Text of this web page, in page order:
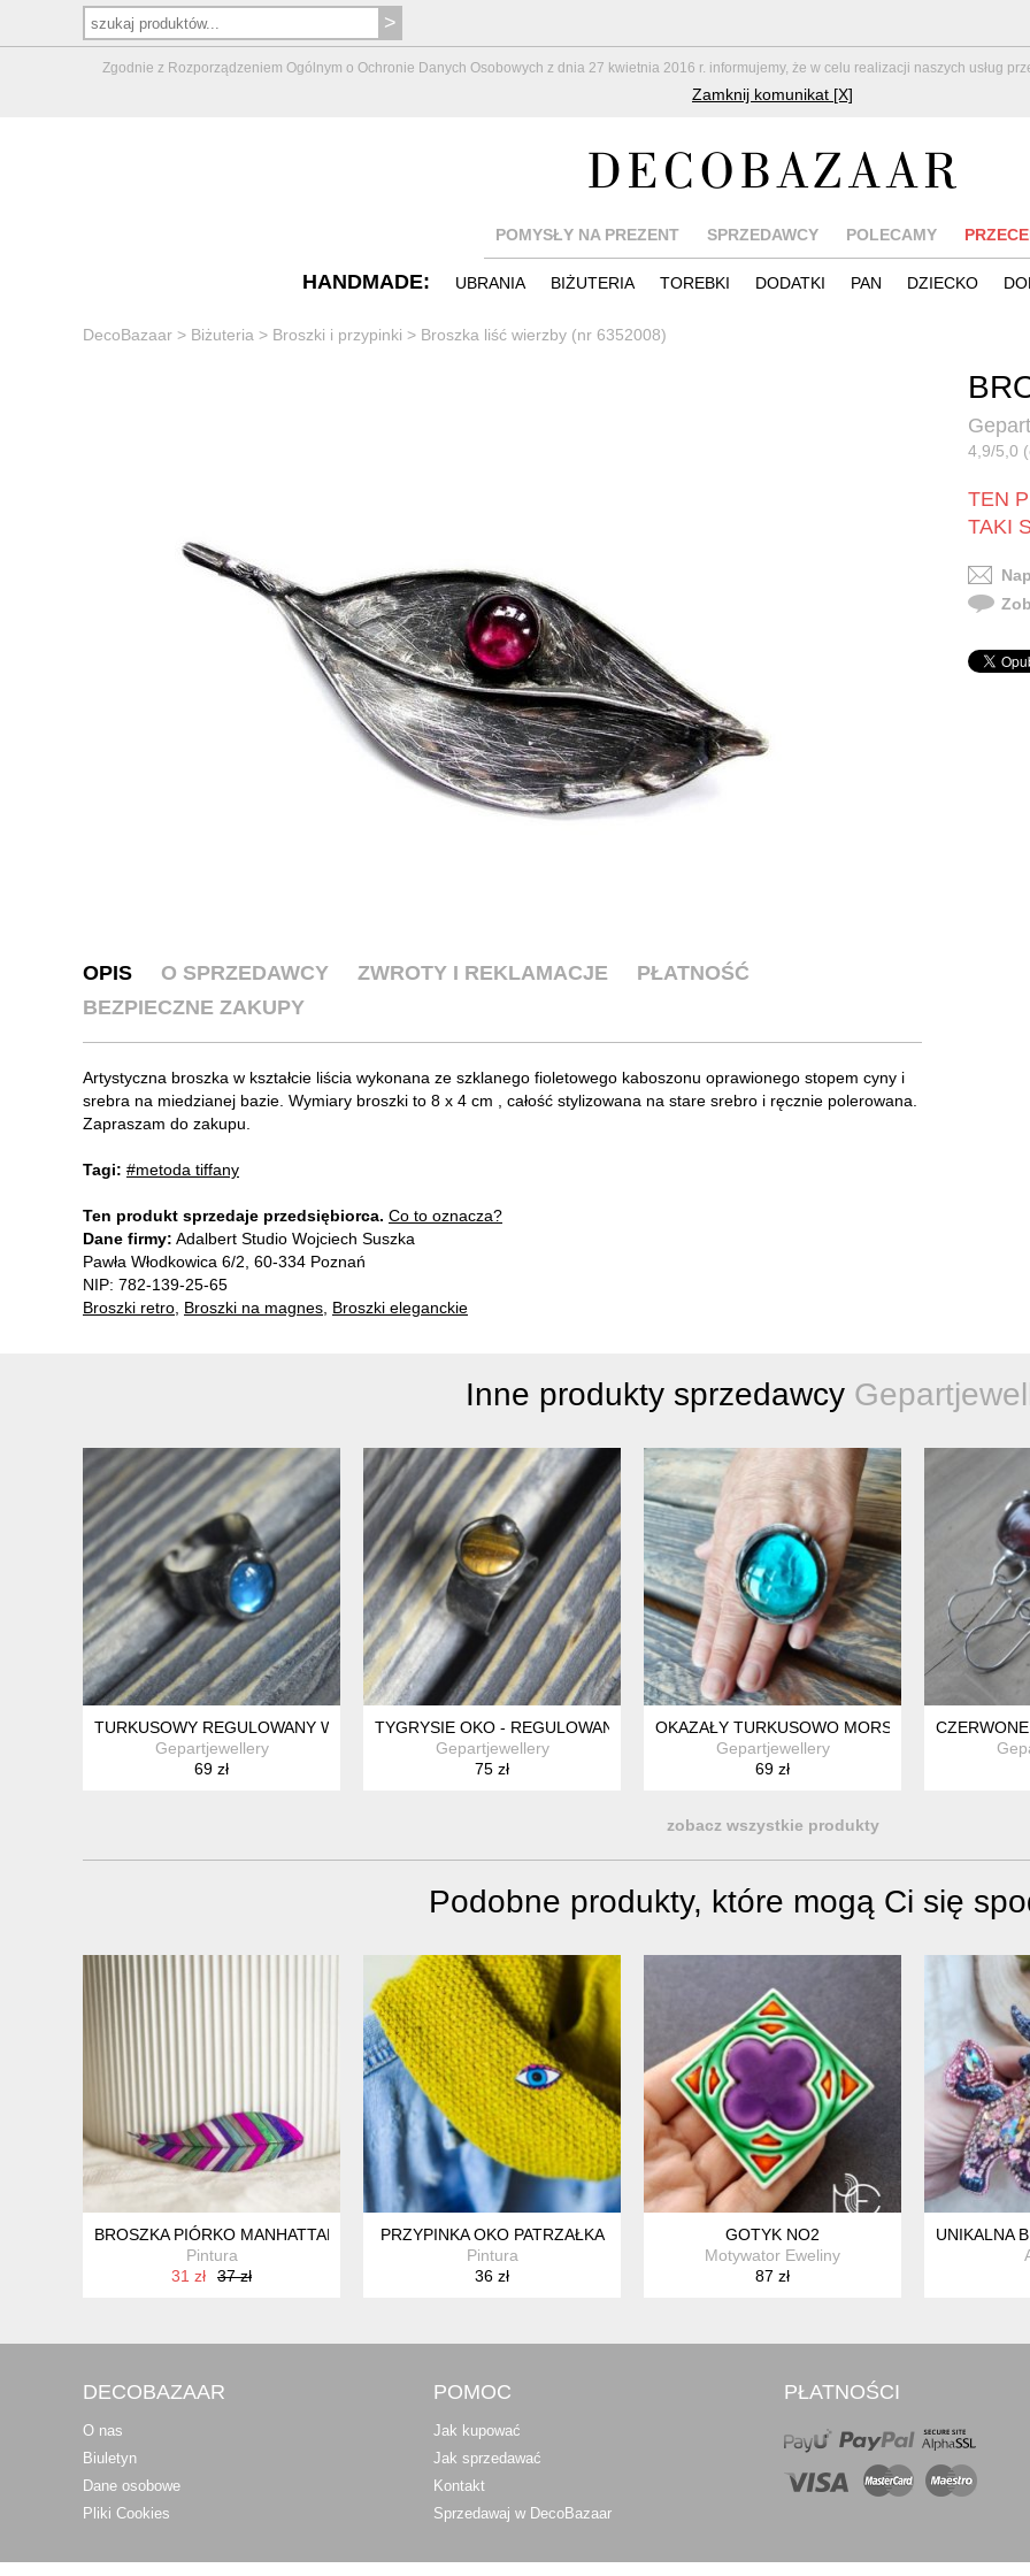
Zgodnie z Rozporządzeniem Ogólnym o Ochronie Danych Osobowych z dnia 27 kwietnia 2016 r. informujemy, że w celu realizacji naszych usług
Zamknij komunikat [X]
POMYSŁY NA PREZENT SPRZEDAWCY POLECAMY
HANDMADE: UBRANIA BIŻUTERIA TOREBKI DODATKI PAN DZIECKO
DecoBazaar > Biżuteria > Broszki i przypinki > Broszka liść wierzby (nr 6352008)
4,9/5,0
TEN
TAKI
OPIS O SPRZEDAWCY ZWROTY I REKLAMACJE
PŁATNOŚĆ
BEZPIECZNE ZAKUPY
Artystyczna broszka w kształcie liścia wykonana ze szklanego fioletowego kaboszonu oprawionego stopem cyny i
srebra na miedzianej bazie. Wymiary broszki to 8 x 4 cm , całość stylizowana na stare srebro i ręcznie polerowana.
Zapraszam do zakupu.
Tagi: #metoda tiffany
Ten produkt sprzedaje przedsiębiorca. Co to oznacza?
Dane firmy: Adalbert Studio Wojciech Suszka
Pawła Włodkowica 6/2, 60-334 Poznań
NIP: 782-139-25-65
Broszki retro Broszki na magnes Broszki eleganckie
Inne produkty sprzedawcy
TURKUSOWY REGULOWANY WITRAŻOWY PIERŚCIONEK
Gepartjewellery
69 zł
TYGRYSIE OKO - REGULOWANY WITRAŻOWY PIERŚCIONEK
Gepartjewellery
75 zł
OKAZAŁY TURKUSOWO MORSKI
Gepartjewellery
69 zł
zobacz wszystkie produkty
Podobne produkty, które mogą Ci się
BROSZKA PIÓRKO MANHATTAN
Pintura
31 zł
37 zł
PRZYPINKA OKO PATRZAŁKA
Pintura
36 zł
GOTYK NO2
Motywator Eweliny
87 zł
UNIKALNA
DECOBAZAAR
O nas
Biuletyn
Dane osobowe
Pliki Cookies
POMOC
Jak kupować
Jak sprzedawać
Kontakt
Sprzedawaj w DecoBazaar
PŁATNOŚCI